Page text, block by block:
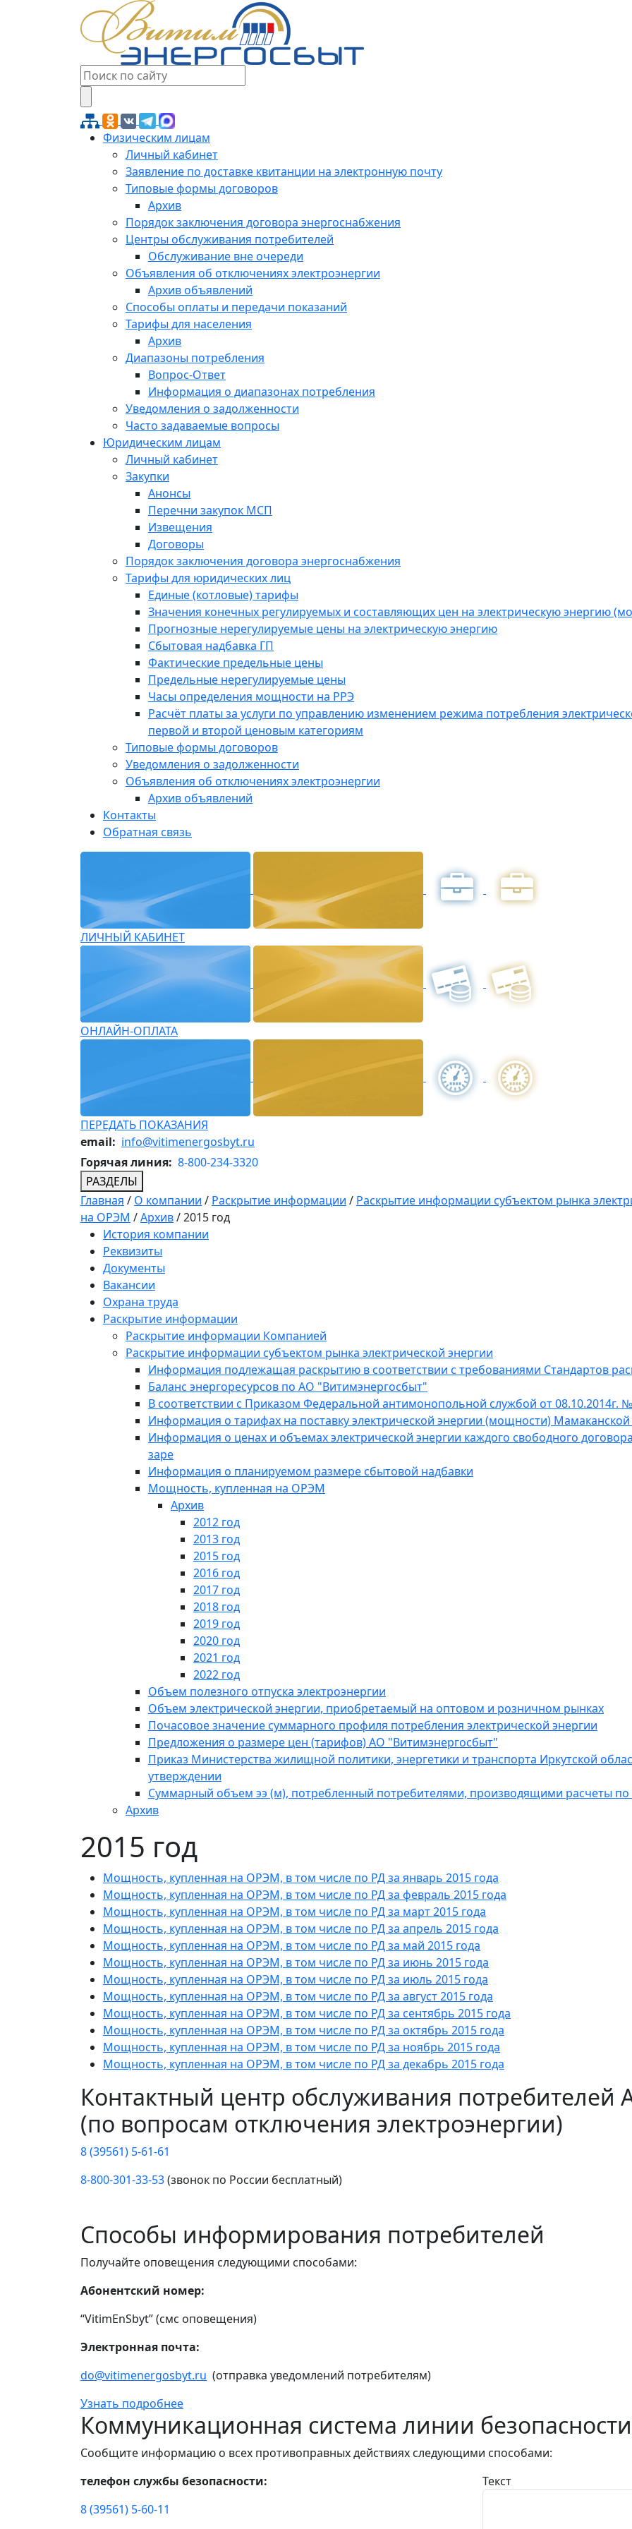
Физическим лицам
Личный кабинет
Заявление по доставке квитанции на электронную почту
Типовые формы договоров
Архив
Порядок заключения договора энергоснабжения
Центры обслуживания потребителей
Обслуживание вне очереди
Объявления об отключениях электроэнергии
Архив объявлений
Способы оплаты и передачи показаний
Тарифы для населения
Архив
Диапазоны потребления
Вопрос-Ответ
Информация о диапазонах потребления
Уведомления о задолженности
Часто задаваемые вопросы
Юридическим лицам
Личный кабинет
Закупки
Анонсы
Перечни закупок МСП
Извещения
Договоры
Порядок заключения договора энергоснабжения
Тарифы для юридических лиц
Единые (котловые) тарифы
Значения конечных регулируемых и составляющих цен на электрическую энергию
Прогнозные нерегулируемые цены на электрическую энергию
Сбытовая надбавка ГП
Фактические предельные цены
Предельные нерегулируемые цены
Часы определения мощности на РРЭ
Расчёт платы за услуги по управлению изменением режима потребления
первой и второй ценовым категориям
Типовые формы договоров
Уведомления о задолженности
Объявления об отключениях электроэнергии
Архив объявлений
Контакты
Обратная связь
ЛИЧНЫЙ КАБИНЕТ
ОНЛАЙН-ОПЛАТА
ПЕРЕДАТЬ ПОКАЗАНИЯ
email: info@vitimenergosbyt.ru
Горячая линия: 8-800-234-3320
РАЗДЕЛЫ
Главная / О компании / Раскрытие информации / Раскрытие информации субъектом рынка
на ОРЭМ /Архив/2015 год
История компании
Реквизиты
Документы
Вакансии
Охрана труда
Раскрытие информации
Раскрытие информации Компанией
Раскрытие информации субъектом рынка электрической энергии
Информация подлежащая раскрытию в соответствии с требованиями Стандартов
Баланс энергоресурсов по АО "Витимэнергосбыт"
В соответствии с Приказом Федеральной антимонопольной службой от 08.10.2014г.
Информация о тарифах на поставку электрической энергии (мощности)
Информация о ценах и объемах электрической энергии каждого свободного
заре
Информация о планируемом размере сбытовой надбавки
Мощность, купленная на ОРЭМ
Архив
2012 год
2013 год
2015 год
2016 год
2017 год
2018 год
2019 год
2020 год
2021 год
2022 год
Объем полезного отпуска электроэнергии
Объем электрической энергии, приобретаемый на оптовом и розничном рынках
Почасовое значение суммарного профиля потребления электрической энергии
Предложения о размере цен (тарифов) АО "Витимэнергосбыт"
Приказ Министерства жилищной политики, энергетики и транспорта Иркутской
утверждении
Суммарный объем ээ (м), потребленный потребителями, производящими расчеты по
Архив
2015 год
Мощность, купленная на ОРЭМ, в том числе по РД за январь 2015 года
Мощность, купленная на ОРЭМ, в том числе по РД за февраль 2015 года
Мощность, купленная на ОРЭМ, в том числе по РД за март 2015 года
Мощность, купленная на ОРЭМ, в том числе по РД за апрель 2015 года
Мощность, купленная на ОРЭМ, в том числе по РД за май 2015 года
Мощность, купленная на ОРЭМ, в том числе по РД за июнь 2015 года
Мощность, купленная на ОРЭМ, в том числе по РД за июль 2015 года
Мощность, купленная на ОРЭМ, в том числе по РД за август 2015 года
Мощность, купленная на ОРЭМ, в том числе по РД за сентябрь 2015 года
Мощность, купленная на ОРЭМ, в том числе по РД за октябрь 2015 года
Мощность, купленная на ОРЭМ, в том числе по РД за ноябрь 2015 года
Мощность, купленная на ОРЭМ, в том числе по РД за декабрь 2015 года
Контактный центр обслуживания потребителей
(по вопросам отключения электроэнергии)
8 (39561) 5-61-61
8-800-301-33-53(звонок по России бесплатный)
Способы информирования потребителей
Получайте оповещения следующими способами:
Абонентский номер:
“VitimEnSbyt” (смс оповещения)
Электронная почта:
do@vitimenergosbyt.ru (отправка уведомлений потребителям)
Узнать подробнее
Коммуникационная система линии безопасности
Сообщите информацию о всех противоправных действиях следующими способами:
телефон службы безопасности:
8 (39561) 5-60-11
Текст